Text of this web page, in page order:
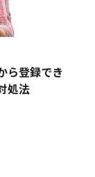
ら登録でき
処法